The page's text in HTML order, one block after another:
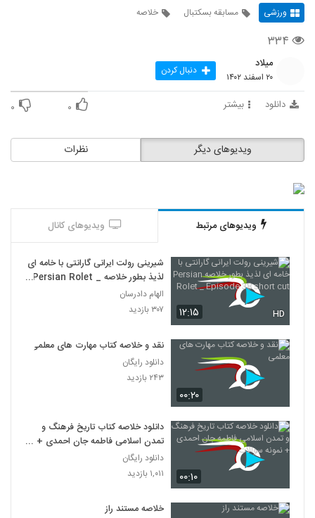
ورزشی مسابقه بسکتبال خلاصه
۳۳۴
میلاد
۲۰ اسفند ۱۴۰۲ دنبال کردن
دانلود بیشتر ۰ ۰
نظرات ویدیوهای دیگر
ویدیوهای مرتبط ویدیوهای کانال
۱۲:۱۵ HD
شیرینی رولت ایرانی گارانتی با خامه ای
لذیذ بطور خلاصه Persian Rolet _
Episode 38 short cut
الهام دادرسان
۳۰۷ بازدید
۰۰:۲۰
نقد و خلاصه کتاب مهارت های معلمی
دانلود رایگان
۲۴۳ بازدید
۰۰:۱۰
دانلود خلاصه کتاب تاریخ فرهنگ و
تمدن اسلامی فاطمه جان احمدی +
نمونه سوالات
دانلود رایگان
۱,۰۱۱ بازدید
خلاصه مستند راز